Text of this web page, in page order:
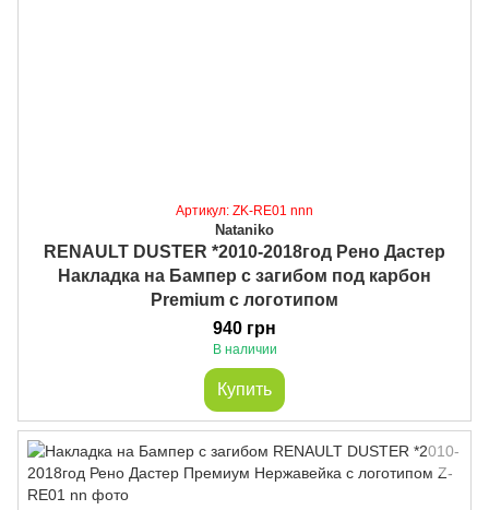
Артикул: ZK-RE01 nnn
Nataniko
RENAULT DUSTER *2010-2018год Рено Дастер
Накладка на Бампер с загибом под карбон
Premium с логотипом
940 грн
В наличии
Купить